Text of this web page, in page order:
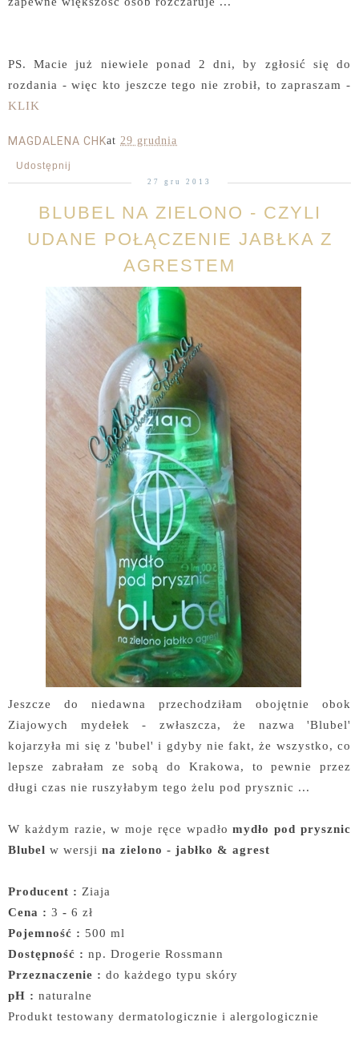
PS. Macie już niewiele ponad 2 dni, by zgłosić się do
rozdania - więc kto jeszcze tego nie zrobił, to zapraszam -
KLIK
MAGDALENA CHKat 29 grudnia
Udostępnij
27 gru 2013
BLUBEL NA ZIELONO - CZYLI
UDANE POŁĄCZENIE JABŁKA Z
AGRESTEM
Jeszcze do niedawna przechodziłam obojętnie obok
Ziajowych mydełek - zwłaszcza, że nazwa 'Blubel'
kojarzyła mi się z 'bubel' i gdyby nie fakt, że wszystko, co
lepsze zabrałam ze sobą do Krakowa, to pewnie przez
długi czas nie ruszyłabym tego żelu pod prysznic ...
W każdym razie, w moje ręce wpadłomydło pod prysznic
Blubel w wersji na zielono - jabłko & agrest
Producent : Ziaja
Cena : 3 - 6 zł
Pojemność : 500 ml
Dostępność : np. Drogerie Rossmann
Przeznaczenie : do każdego typu skóry
pH : naturalne
Produkt testowany dermatologicznie i alergologicznie